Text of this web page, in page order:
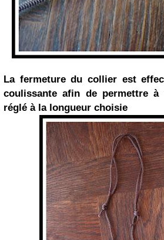
La fermeture du collier est
coulissante afin de permettre
réglé à la longueur choisie